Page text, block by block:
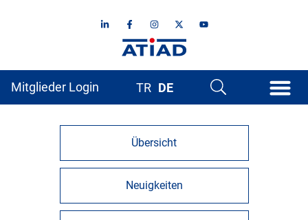
Mitglieder Login TR DE
Übersicht
Neuigkeiten